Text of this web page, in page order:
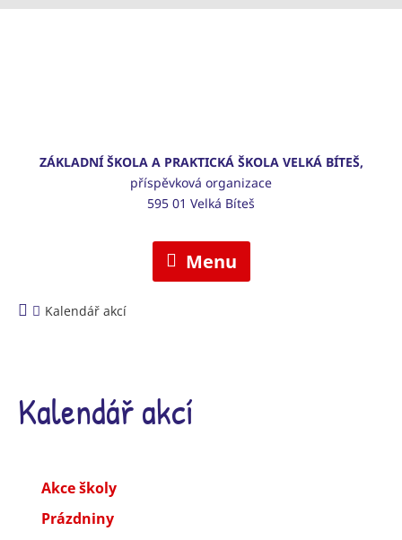
ZÁKLADNÍ ŠKOLA A PRAKTICKÁ ŠKOLA VELKÁ BÍTEŠ,
příspěvková organizace
595 01 Velká Bíteš
Menu
Kalendář akcí
Kalendář akcí
Akce školy
Prázdniny